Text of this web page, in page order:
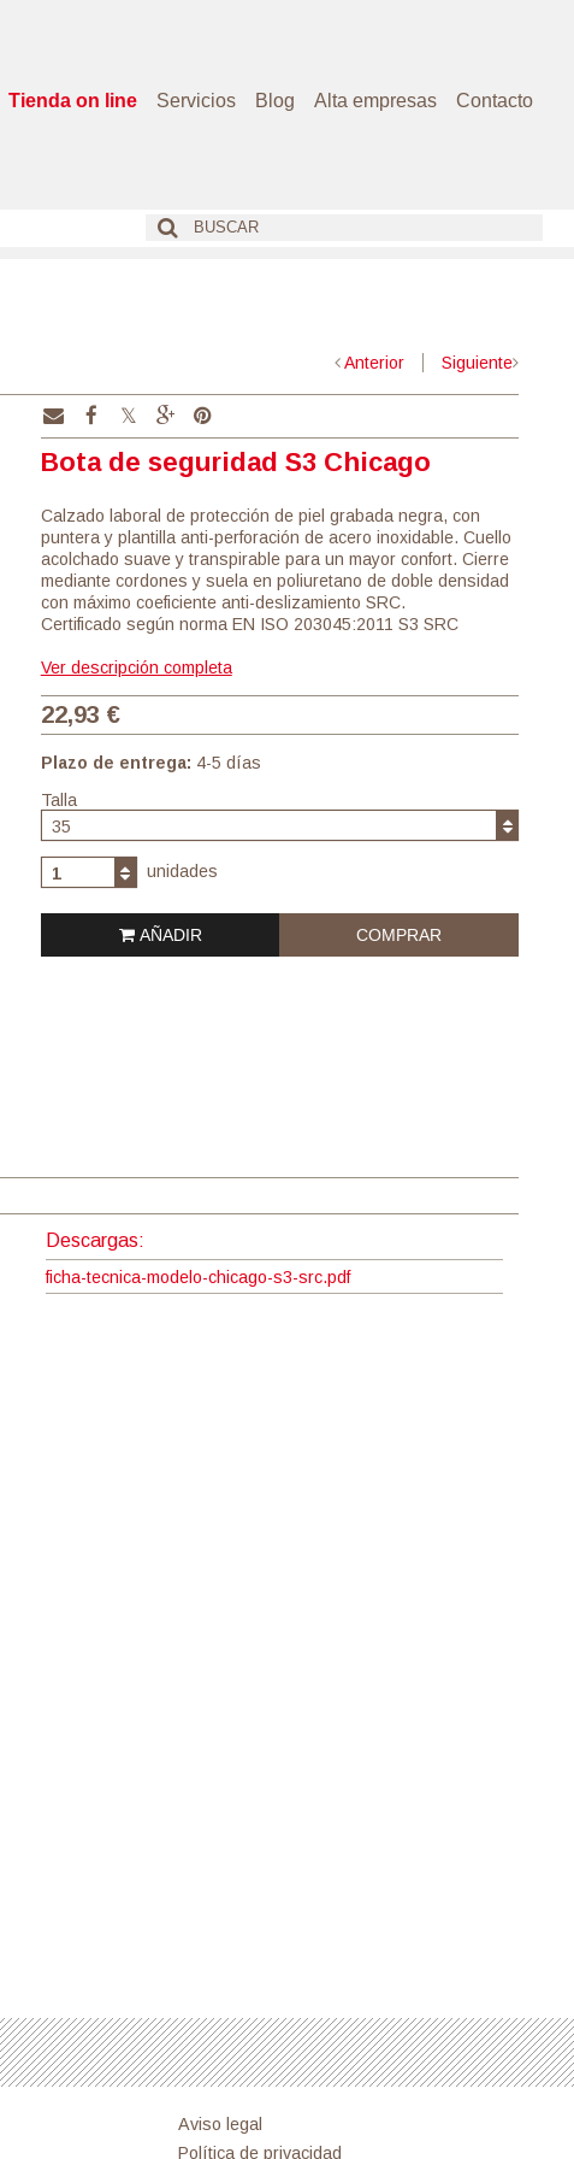
Tienda on line Servicios Blog Alta empresas Contacto
Anterior Siguiente
Bota de seguridad S3 Chicago
Calzado laboral de protección de piel grabada negra, con
puntera y plantilla anti-perforación de acero inoxidable. Cuello
acolchado suave y transpirable para un mayor confort. Cierre
mediante cordones y suela en poliuretano de doble densidad
con máximo coeficiente anti-deslizamiento SRC.
Certificado según norma EN ISO 203045:2011 S3 SRC
Ver descripción completa
22,93 €
Plazo de entrega: 4-5 días
Talla
35
1 unidades
AÑADIR COMPRAR
Descargas:
ficha-tecnica-modelo-chicago-s3-src.pdf
Aviso legal
Política de privacidad